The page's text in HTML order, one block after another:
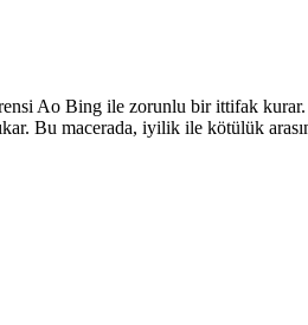
Ao Bing ile zorunlu bir ittifak kurar.
Bu macerada, iyilik ile kötülük